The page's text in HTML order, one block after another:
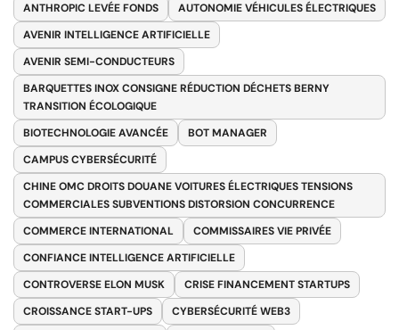
ANTHROPIC LEVÉE FONDS
AUTONOMIE VÉHICULES ÉLECTRIQUES
AVENIR INTELLIGENCE ARTIFICIELLE
AVENIR SEMI-CONDUCTEURS
BARQUETTES INOX CONSIGNE RÉDUCTION DÉCHETS BERNY
TRANSITION ÉCOLOGIQUE
BIOTECHNOLOGIE AVANCÉE
BOT MANAGER
CAMPUS CYBERSÉCURITÉ
CHINE OMC DROITS DOUANE VOITURES ÉLECTRIQUES TENSIONS
COMMERCIALES SUBVENTIONS DISTORSION CONCURRENCE
COMMERCE INTERNATIONAL
COMMISSAIRES VIE PRIVÉE
CONFIANCE INTELLIGENCE ARTIFICIELLE
CONTROVERSE ELON MUSK
CRISE FINANCEMENT STARTUPS
CROISSANCE START-UPS
CYBERSÉCURITÉ WEB3